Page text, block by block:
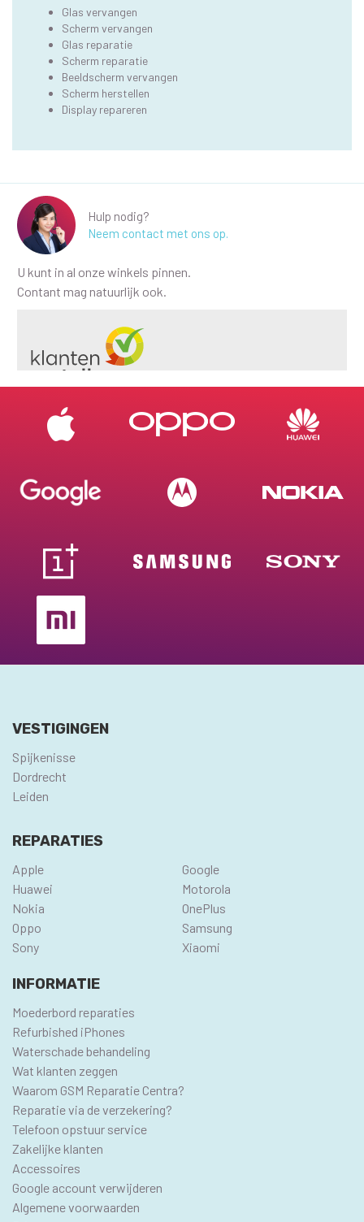
Glas vervangen
Scherm vervangen
Glas reparatie
Scherm reparatie
Beeldscherm vervangen
Scherm herstellen
Display repareren
Hulp nodig?
Neem contact met ons op.
U kunt in al onze winkels pinnen.
Contant mag natuurlijk ook.
VESTIGINGEN
Spijkenisse
Dordrecht
Leiden
REPARATIES
Apple
Google
Huawei
Motorola
Nokia
OnePlus
Oppo
Samsung
Sony
Xiaomi
INFORMATIE
Moederbord reparaties
Refurbished iPhones
Waterschade behandeling
Wat klanten zeggen
Waarom GSM Reparatie Centra?
Reparatie via de verzekering?
Telefoon opstuur service
Zakelijke klanten
Accessoires
Google account verwijderen
Algemene voorwaarden